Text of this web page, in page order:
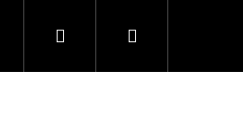
PřihlášeníNákupní